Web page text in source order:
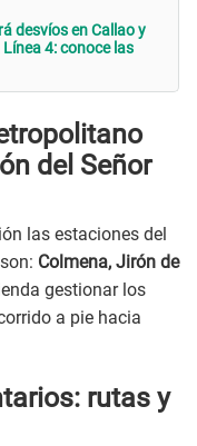
desvíos en Callao y
4: conoce las
del Señor
las estaciones del
Colmena, Jirón de
gestionar los
a pie hacia
rutas y